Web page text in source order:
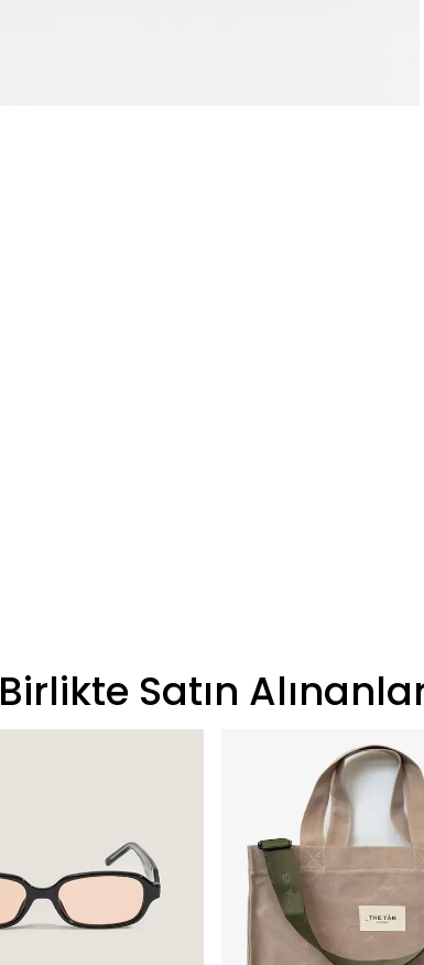
Birlikte Satın